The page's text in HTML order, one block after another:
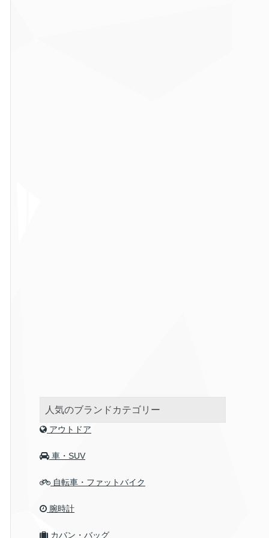
人気のブランドカテゴリー
アウトドア
車・SUV
自転車・ファットバイク
腕時計
カバン・バッグ